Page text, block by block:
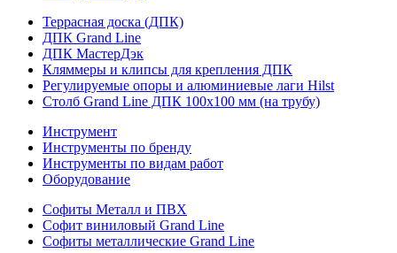
Террасная доска (ДПК)
ДПК Grand Line
ДПК МастерДэк
Кляммеры и клипсы для крепления ДПК
Регулируемые опоры и алюминиевые лаги Hilst
Столб Grand Line ДПК 100х100 мм (на трубу)
Инструмент
Инструменты по бренду
Инструменты по видам работ
Оборудование
Софиты Металл и ПВХ
Софит виниловый Grand Line
Софиты металлические Grand Line